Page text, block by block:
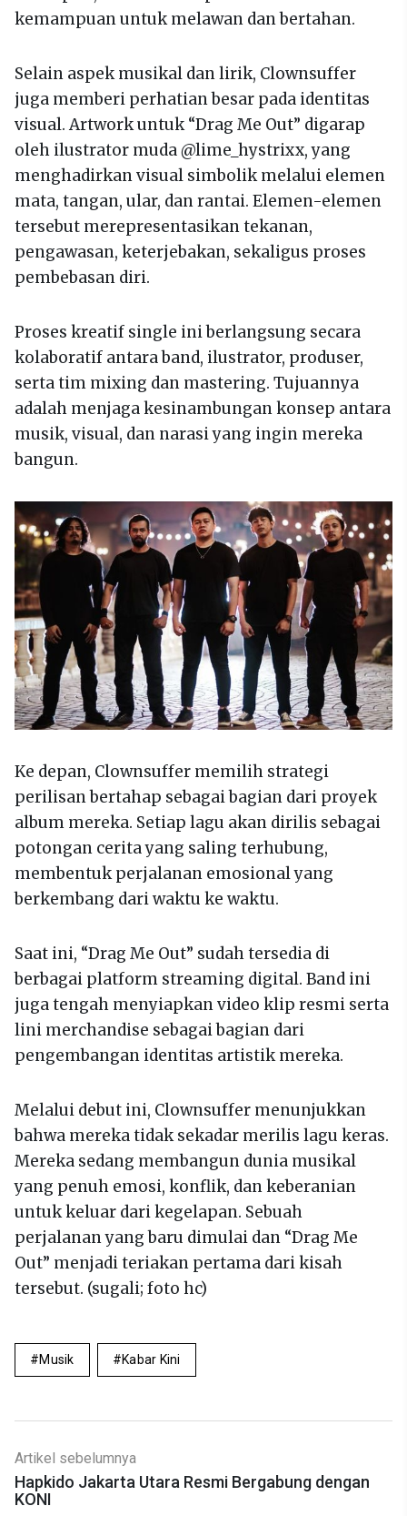
kemampuan untuk melawan dan bertahan.
Selain aspek musikal dan lirik, Clownsuffer
juga memberi perhatian besar pada identitas
visual. Artwork untuk “Drag Me Out” digarap
oleh ilustrator muda @lime_hystrixx, yang
menghadirkan visual simbolik melalui elemen
mata, tangan, ular, dan rantai. Elemen-elemen
tersebut merepresentasikan tekanan,
pengawasan, keterjebakan, sekaligus proses
pembebasan diri.
Proses kreatif single ini berlangsung secara
kolaboratif antara band, ilustrator, produser,
serta tim mixing dan mastering. Tujuannya
adalah menjaga kesinambungan konsep antara
musik, visual, dan narasi yang ingin mereka
bangun.
Ke depan, Clownsuffer memilih strategi
perilisan bertahap sebagai bagian dari proyek
album mereka. Setiap lagu akan dirilis sebagai
potongan cerita yang saling terhubung,
membentuk perjalanan emosional yang
berkembang dari waktu ke waktu.
Saat ini, “Drag Me Out” sudah tersedia di
berbagai platform streaming digital. Band ini
juga tengah menyiapkan video klip resmi serta
lini merchandise sebagai bagian dari
pengembangan identitas artistik mereka.
Melalui debut ini, Clownsuffer menunjukkan
bahwa mereka tidak sekadar merilis lagu keras.
Mereka sedang membangun dunia musikal
yang penuh emosi, konflik, dan keberanian
untuk keluar dari kegelapan. Sebuah
perjalanan yang baru dimulai dan “Drag Me
Out” menjadi teriakan pertama dari kisah
tersebut. (sugali; foto hc)
Musik Kabar Kini
Artikel sebelumnya
Hapkido Jakarta Utara Resmi Bergabung dengan
KONI